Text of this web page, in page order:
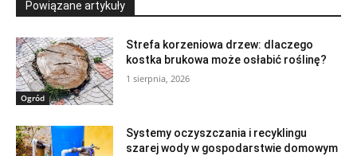
Powiązane artykuły
Ogród
Strefa korzeniowa drzew: dlaczego
kostka brukowa może osłabić roślinę?
1 sierpnia, 2026
Systemy oczyszczania i recyklingu
szarej wody w gospodarstwie domowym